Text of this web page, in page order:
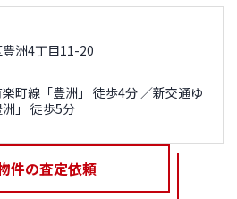
洲4丁目11-20
町線「豊洲」 徒歩4分 ／新交通ゆ
」 徒歩5分
件の査定依頼